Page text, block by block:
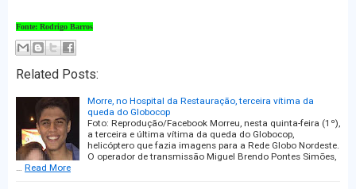
Fonte: Rodrigo Barros
Related Posts:
Morre, no Hospital da Restauração, terceira vítima da
queda do Globocop
Foto: Reprodução/Facebook Morreu, nesta quinta-feira (1º),
a terceira e última vítima da queda do Globocop,
helicóptero que fazia imagens para a Rede Globo Nordeste.
O operador de transmissão Miguel Brendo Pontes Simões,
… Read More